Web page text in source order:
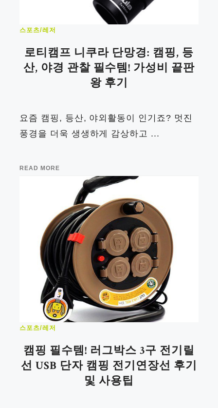
스포츠/레저
로티캠프 니쿠라 단망경: 캠핑, 등
산, 야경 관찰 필수템! 가성비 끝판
왕 후기
요즘 캠핑, 등산, 야외활동이 인기죠? 멋진
풍경을 더욱 생생하게 감상하고 ...
READ MORE
스포츠/레저
캠핑 필수템! 러그박스 3구 전기릴
선 USB 단자 캠핑 전기연장선 후기
및 사용팁